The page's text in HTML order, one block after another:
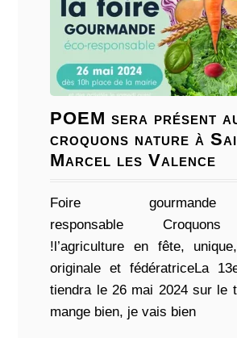
POEM sera présent
croquons nature à
Marcel les Valence
Foire
responsable
!l’agriculture en fête,
originale et fédératriceLa
tiendra le 26 mai 2024 sur le
mange bien, je vais bien